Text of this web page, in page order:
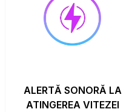
ALERTĂ SONORĂ LA
ATINGEREA VITEZEI